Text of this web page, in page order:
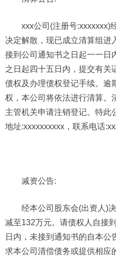
xxx公司(注册号:xxxxxxx)
决定解散，现已成立清算组进
接到公司通知书之日起一一日
之日起四十五日内，提交有关
债权及办理债权登记手续。逾
权，本公司将依法进行清算。
主管机关申请注销登记。特此
地址:xxxxxxxxxx，联系电话
减资公告:
经本公司股东会(出资人)
减至132万元。请债权人自接
日内，未接到通知书的自本
求本公司清偿债务或提供相应